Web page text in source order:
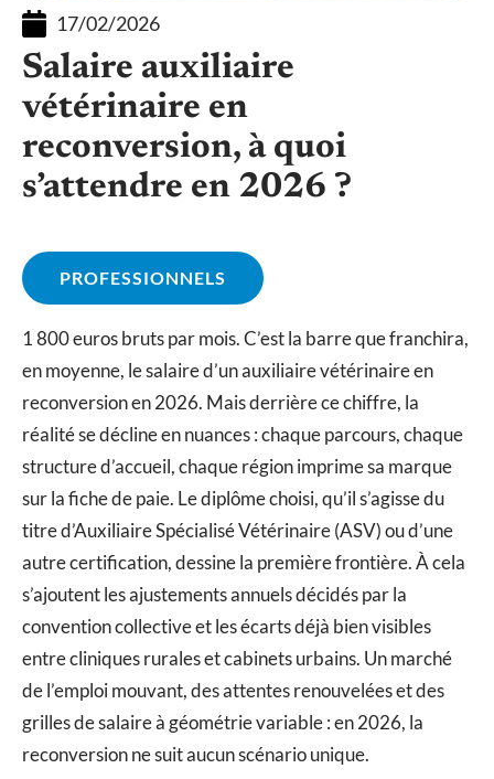
17/02/2026
Salaire auxiliaire
vétérinaire en
reconversion, à quoi
s’attendre en 2026 ?
PROFESSIONNELS
1 800 euros bruts par mois. C’est la barre que franchira,
en moyenne, le salaire d’un auxiliaire vétérinaire en
reconversion en 2026. Mais derrière ce chiffre, la
réalité se décline en nuances : chaque parcours, chaque
structure d’accueil, chaque région imprime sa marque
sur la fiche de paie. Le diplôme choisi, qu’il s’agisse du
titre d’Auxiliaire Spécialisé Vétérinaire (ASV) ou d’une
autre certification, dessine la première frontière. À cela
s’ajoutent les ajustements annuels décidés par la
convention collective et les écarts déjà bien visibles
entre cliniques rurales et cabinets urbains. Un marché
de l’emploi mouvant, des attentes renouvelées et des
grilles de salaire à géométrie variable : en 2026, la
reconversion ne suit aucun scénario unique.